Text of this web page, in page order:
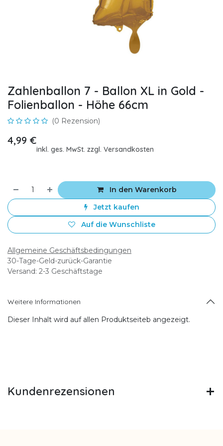
Zahlenballon 7 - Ballon XL in Gold -
Folienballon - Höhe 66cm
(0 Rezension)
4,99 €
inkl. ges. MwSt. zzgl. Versandkosten
In den Warenkorb
Jetzt kaufen
Auf die Wunschliste
Allgemeine Geschäftsbedingungen
30-Tage-Geld-zurück-Garantie
Versand: 2-3 Geschäftstage
Weitere Informationen
Dieser Inhalt wird auf allen Produktseiteb angezeigt.
Kundenrezensionen